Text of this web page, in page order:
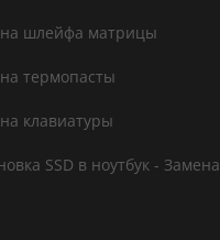
шлейфа матрицы
термопасты
клавиатуры
SSD в ноутбук - Замена